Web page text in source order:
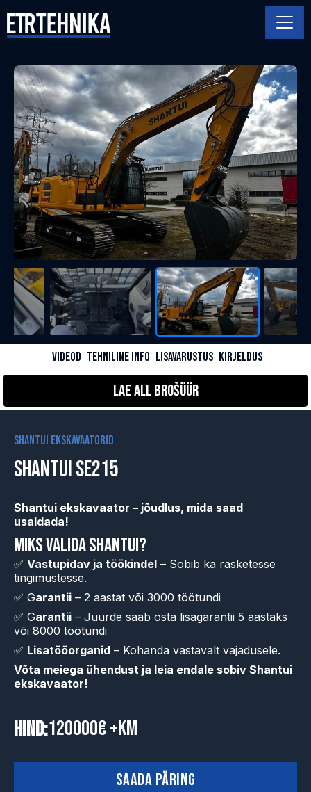
VIDEOD TEHNILINE INFO LISAVARUSTUS KIRJELDUS
Lae all Brošüür
SHANTUI EKSKAVAATORID
SHANTUI SE215
Shantui ekskavaator – jõudlus, mida saad
usaldada!
Miks valida Shantui?
✅ Vastupidav ja töökindel – Sobib ka rasketesse
tingimustesse.
✅ Garantii – 2 aastat või 3000 töötundi
✅ Garantii – Juurde saab osta lisagarantii 5 aastaks
või 8000 töötundi
✅ Lisatööorganid – Kohanda vastavalt vajadusele.
Võta meiega ühendust ja leia endale sobiv Shantui
ekskavaator!
Hind:120000€ +km
Saada päring